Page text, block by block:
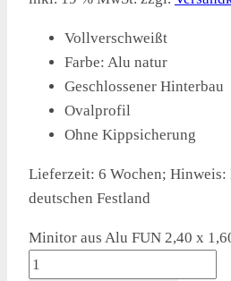
Vollverschweißt
Farbe: Alu natur
Geschlossener Hinterbau
Ovalprofil
Ohne Kippsicherung
Lieferzeit: 6 Wochen;
deutschen Festland
Minitor aus Alu FUN 2,40 x